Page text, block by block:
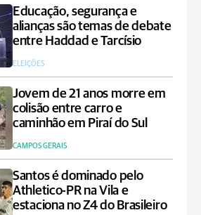
Educação, segurança e
alianças são temas de debate
entre Haddad e Tarcísio
ELEIÇÕES
Jovem de 21 anos morre em
colisão entre carro e
caminhão em Piraí do Sul
CAMPOS GERAIS
Santos é dominado pelo
Athletico-PR na Vila e
estaciona no Z4 do Brasileiro